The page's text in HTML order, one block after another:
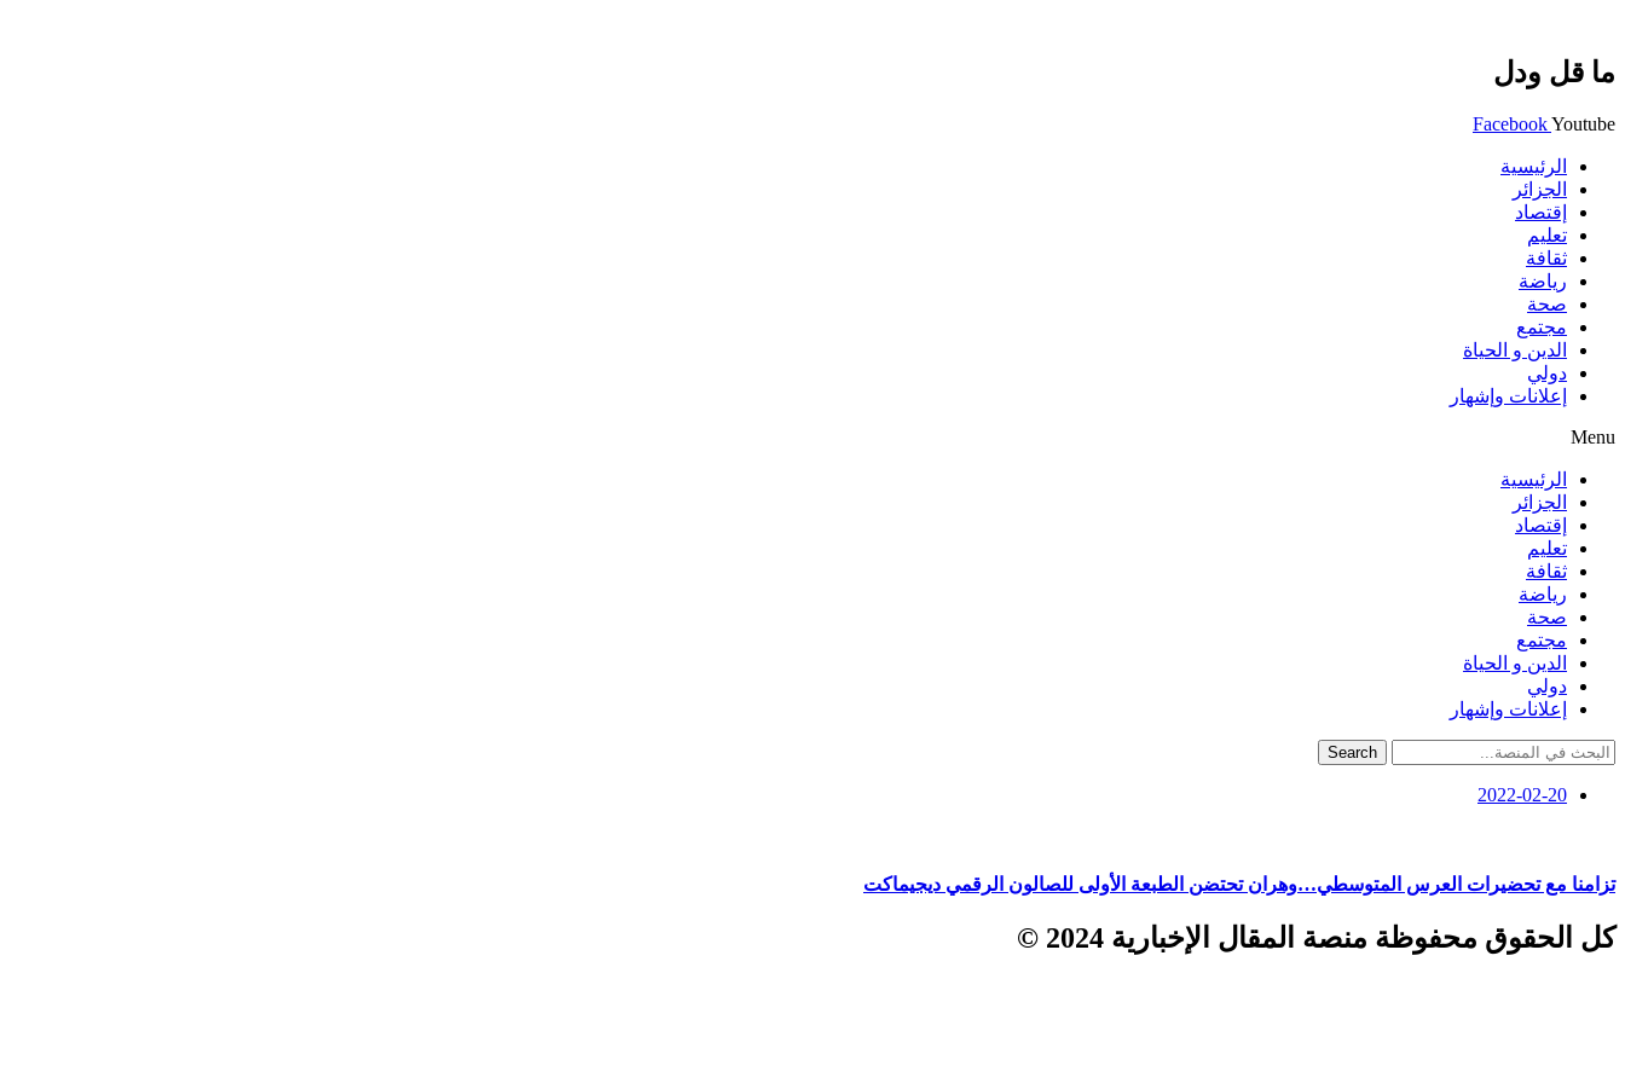
ما قل ودل
FacebookYoutube
الرئيسية
الجزائر
إقتصاد
تعليم
ثقافة
رياضة
صحة
مجتمع
الدين و الحياة
دولي
إعلانات وإشهار
Menu
الرئيسية
الجزائر
إقتصاد
تعليم
ثقافة
رياضة
صحة
مجتمع
الدين و الحياة
دولي
إعلانات وإشهار
Search
2022-02-20
تزامنا مع تحضيرات العرس المتوسطي…وهران تحتضن الطبعة الأولى للصالون الرقمي ديجيماكت
كل الحقوق محفوظة منصة المقال الإخبارية 2024 ©